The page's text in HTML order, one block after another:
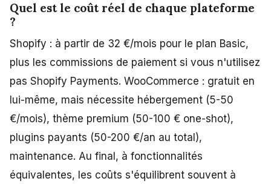
Quel est le coût réel de chaque plateforme
?
Shopify : à partir de 32 €/mois pour le plan Basic,
plus les commissions de paiement si vous n'utilisez
pas Shopify Payments. WooCommerce : gratuit en
lui-même, mais nécessite hébergement (5-50
€/mois), thème premium (50-100 € one-shot),
plugins payants (50-200 €/an au total),
maintenance. Au final, à fonctionnalités
équivalentes, les coûts s'équilibrent souvent à